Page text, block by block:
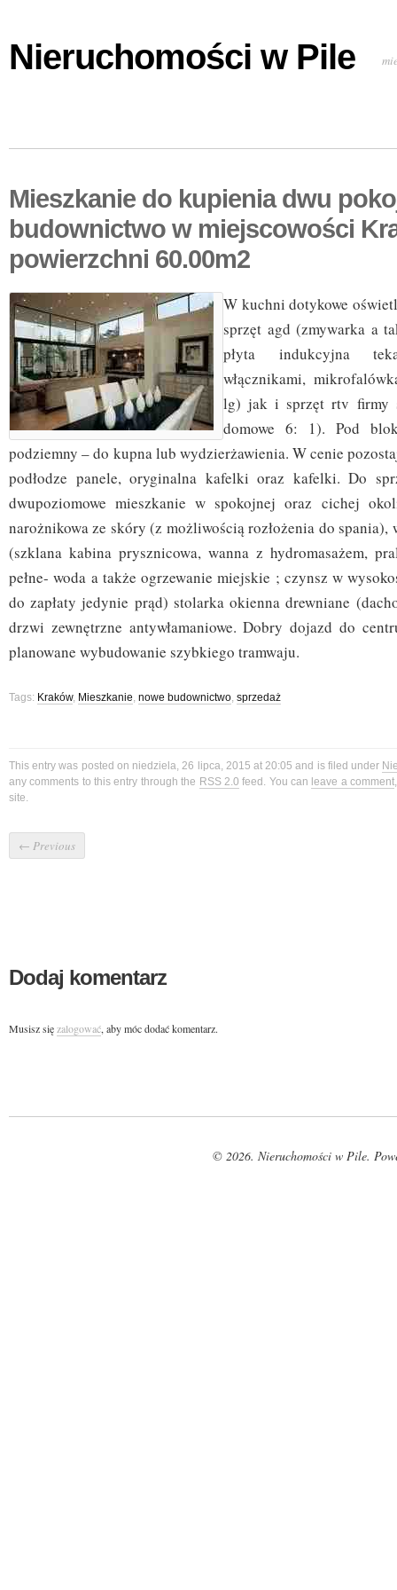
Nieruchomości w Pile
Mieszkanie do kupienia dwu
budownictwo w miejscowości
powierzchni 60.00m2
W kuchni dotykowe
sprzęt agd (zmywarka a
płyta indukcyjna
włącznikami,
lg) jak i sprzęt rtv firmy
domowe 6: 1). Pod
podziemny – do kupna lub wydzierżawienia. W cenie
podłodze panele, oryginalna kafelki oraz kafelki. Do
dwupoziomowe mieszkanie w spokojnej oraz cichej
narożnikowa ze skóry (z możliwością rozłożenia do spania),
(szklana kabina prysznicowa, wanna z hydromasażem,
pełne- woda a także ogrzewanie miejskie ; czynsz w
do zapłaty jedynie prąd) stolarka okienna drewniane
drzwi zewnętrzne antywłamaniowe. Dobry dojazd do
planowane wybudowanie szybkiego tramwaju.
Tags: Kraków, Mieszkanie, nowe budownictwo, sprzedaż
This entry was posted on niedziela, 26 lipca, 2015 at 20:05 and is filed under
any comments to this entry through the RSS 2.0 feed. You can leave a comment
site.
← Previous
Dodaj komentarz
Musisz sięzalogować, aby móc dodać komentarz.
© 2026. Nieruchomości w Pile.